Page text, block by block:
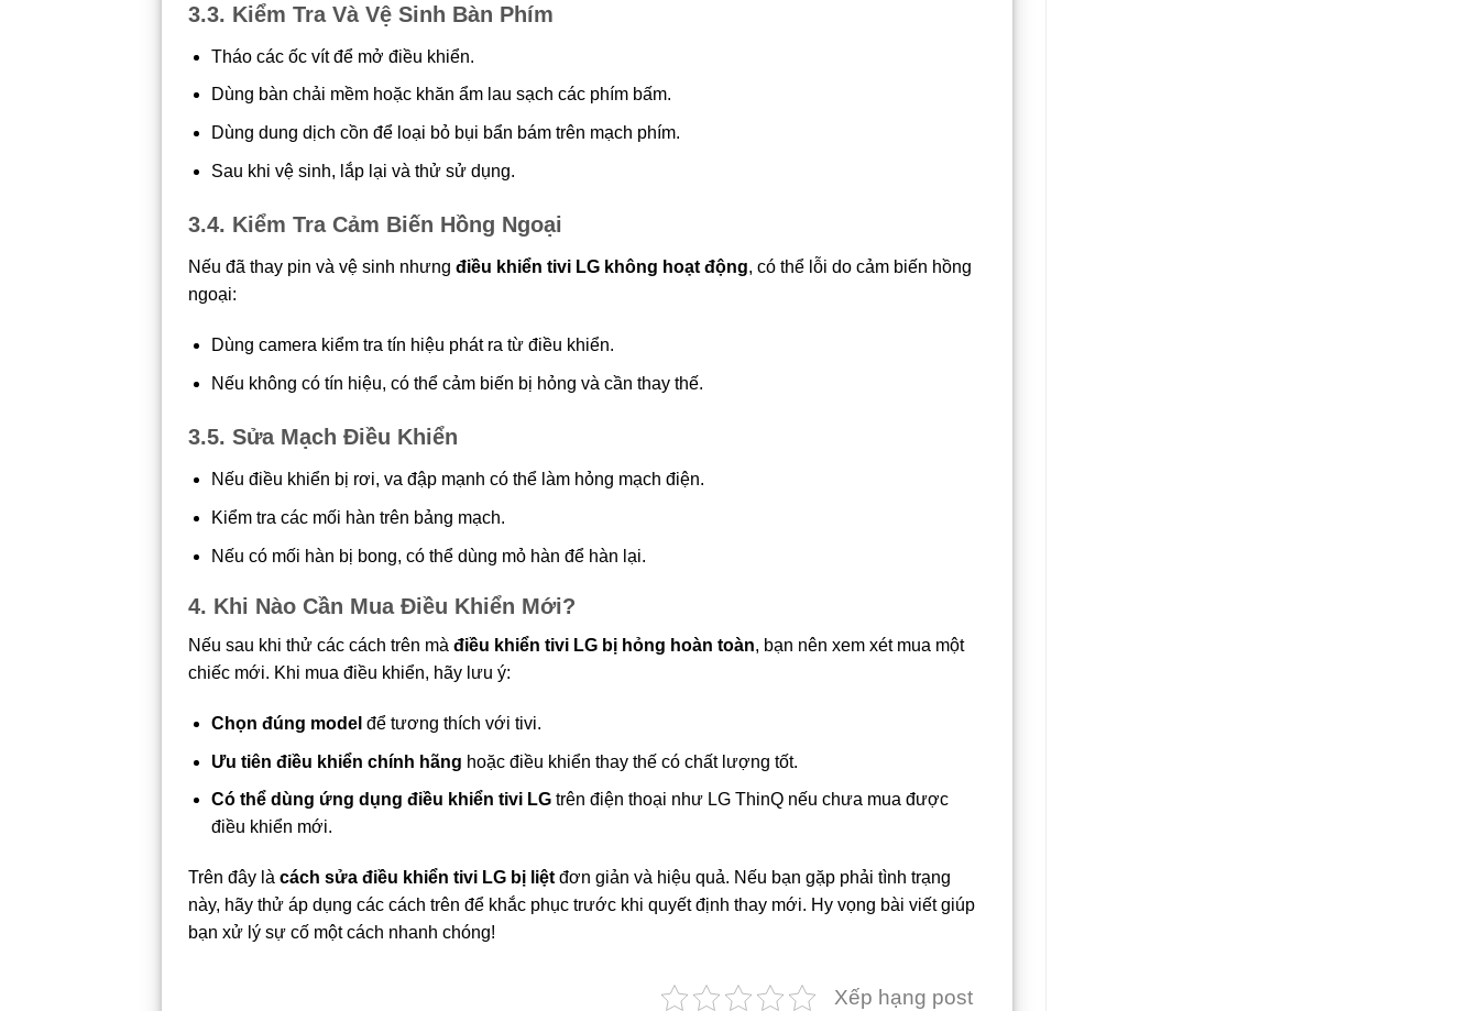
3.3. Kiểm Tra Và Vệ Sinh Bàn Phím
Tháo các ốc vít để mở điều khiển.
Dùng bàn chải mềm hoặc khăn ẩm lau sạch các phím bấm.
Dùng dung dịch cồn để loại bỏ bụi bẩn bám trên mạch phím.
Sau khi vệ sinh, lắp lại và thử sử dụng.
3.4. Kiểm Tra Cảm Biến Hồng Ngoại
Nếu đã thay pin và vệ sinh nhưng điều khiển tivi LG không hoạt động, có thể lỗi do cảm biến hồng
ngoại:
Dùng camera kiểm tra tín hiệu phát ra từ điều khiển.
Nếu không có tín hiệu, có thể cảm biến bị hỏng và cần thay thế.
3.5. Sửa Mạch Điều Khiển
Nếu điều khiển bị rơi, va đập mạnh có thể làm hỏng mạch điện.
Kiểm tra các mối hàn trên bảng mạch.
Nếu có mối hàn bị bong, có thể dùng mỏ hàn để hàn lại.
4. Khi Nào Cần Mua Điều Khiển Mới?
Nếu sau khi thử các cách trên mà điều khiển tivi LG bị hỏng hoàn toàn, bạn nên xem xét mua một
chiếc mới. Khi mua điều khiển, hãy lưu ý:
Chọn đúng model để tương thích với tivi.
Ưu tiên điều khiển chính hãng hoặc điều khiển thay thế có chất lượng tốt.
Có thể dùng ứng dụng điều khiển tivi LGtrên điện thoại như LG ThinQ nếu chưa mua được
điều khiển mới.
Trên đây là cách sửa điều khiển tivi LG bị liệt đơn giản và hiệu quả. Nếu bạn gặp phải tình trạng
này, hãy thử áp dụng các cách trên để khắc phục trước khi quyết định thay mới. Hy vọng bài viết giúp
bạn xử lý sự cố một cách nhanh chóng!
Xếp hạng post